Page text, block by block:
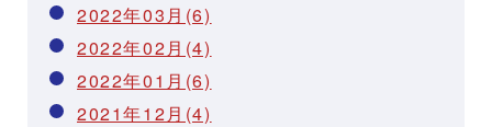
2022年03月(6)
2022年02月(4)
2022年01月(6)
2021年12月(4)